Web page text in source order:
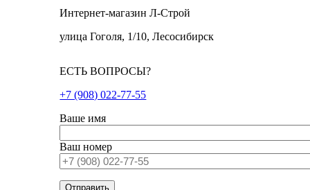
Интернет-магазин Л-Строй
улица Гоголя, 1/10, Лесосибирск
ЕСТЬ ВОПРОСЫ?
+7 (908) 022-77-55
Ваше имя
Ваш номер